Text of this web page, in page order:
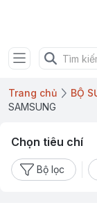
Trang chủ
BỘ
SAMSUNG
Chọn tiêu chí
Bộ lọc